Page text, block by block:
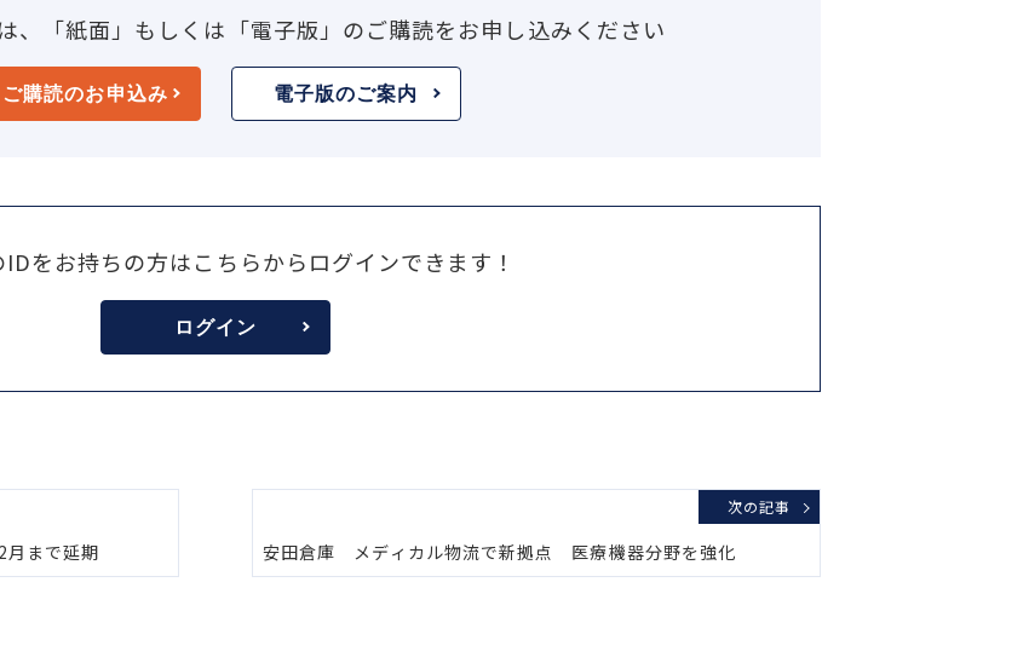
、「紙面」もしくは「電子版」のご購読をお申し込みください
ご購読のお申込み 電子版のご案内
をお持ちの方はこちらからログインできます！
ログイン
まで延期
次の記事
安田倉庫 メディカル物流で新拠点 医療機器分野を強化